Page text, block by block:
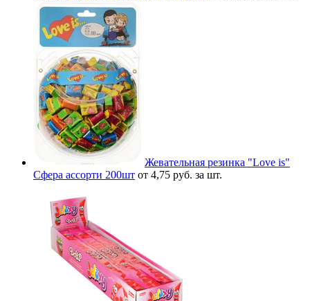
Жевательная резинка "Love is"
Сфера ассорти 200шт от 4,75 руб. за шт.